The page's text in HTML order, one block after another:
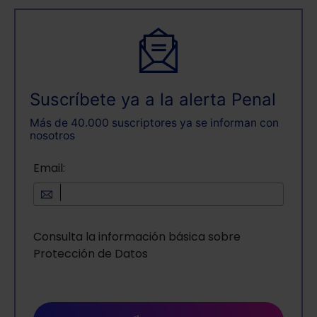
Suscríbete ya a la alerta Penal
Más de 40.000 suscriptores ya se informan con
nosotros
Email:
Consulta la información básica sobre
Protección de Datos